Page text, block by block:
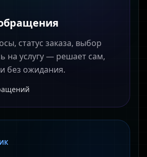
статус заказа, выбор
на услугу — решает сам,
без ожидания.